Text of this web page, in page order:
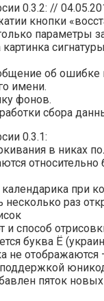
0.3.2: //
кнопки
параметры
картинка
об ошибке
имени.
фонов.
сбора
0.3.1:
в никах
относительно
при
несколько раз
способ
буква Ё
не отображаются
пяток